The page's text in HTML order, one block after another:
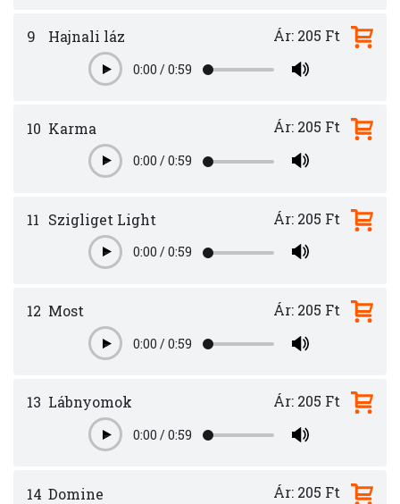
9 Hajnali láz
Play0:00 /0:59
Ár: 205 Ft
10 Karma
Play0:00 /0:59
Ár: 205 Ft
11 Szigliget Light
Play0:00 /0:59
Ár: 205 Ft
12 Most
Play0:00 /0:59
Ár: 205 Ft
13 Lábnyomok
Play0:00 /0:59
Ár: 205 Ft
14 Domine Ár: 205 Ft